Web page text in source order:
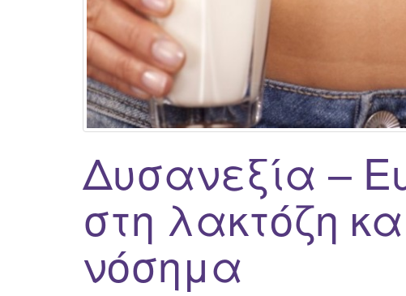
Δυσανεξία –
στη λακτόζη
νόσημα